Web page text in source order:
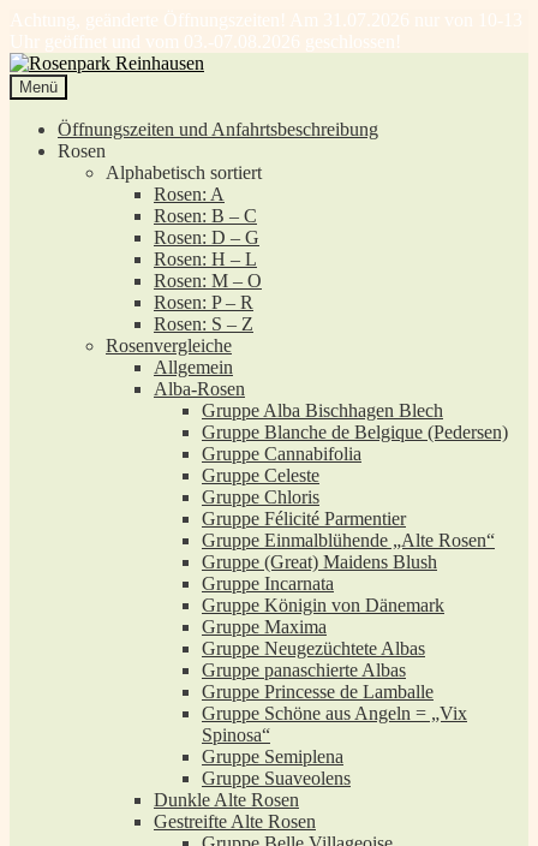
Achtung, geänderte Öffnungszeiten! Am 31.07.2026 nur von 10-13
Uhr geöffnet und vom 03.-07.08.2026 geschlossen!
Zur
Navigation
springen
Zum
Inhalt
springen
Menü
Öffnungszeiten und Anfahrtsbeschreibung
Rosen
Alphabetisch sortiert
Rosen: A
Rosen: B – C
Rosen: D – G
Rosen: H – L
Rosen: M – O
Rosen: P – R
Rosen: S – Z
Rosenvergleiche
Allgemein
Alba-Rosen
Gruppe Alba Bischhagen Blech
Gruppe Blanche de Belgique (Pedersen)
Gruppe Cannabifolia
Gruppe Celeste
Gruppe Chloris
Gruppe Félicité Parmentier
Gruppe Einmalblühende „Alte Rosen“
Gruppe (Great) Maidens Blush
Gruppe Incarnata
Gruppe Königin von Dänemark
Gruppe Maxima
Gruppe Neugezüchtete Albas
Gruppe panaschierte Albas
Gruppe Princesse de Lamballe
Gruppe Schöne aus Angeln = „Vix
Spinosa“
Gruppe Semiplena
Gruppe Suaveolens
Dunkle Alte Rosen
Gestreifte Alte Rosen